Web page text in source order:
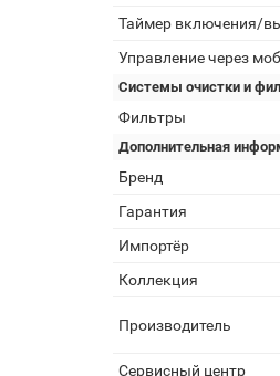
Таймер включения/
Управление через
Системы очистки и
Фильтры
Дополнительная
Бренд
Гарантия
Импортёр
Коллекция
Производитель
Сервисный центр